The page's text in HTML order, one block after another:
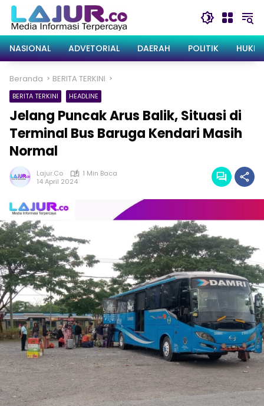
Langsung
konten
NASIONAL
ADVETORIAL DAERAH POLITIK
Beranda BERITA TERKINI
BERITA TERKINI HEADLINE
Jelang Puncak Arus Balik, Situasi di
Terminal Bus Baruga Kendari Masih
Normal
Lajur.co
1 Min Baca
14 April 2024